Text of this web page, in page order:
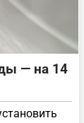
— на 14